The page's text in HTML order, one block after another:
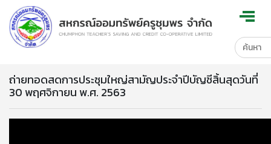
ถ่ายทอดสดการประชุมใหญ่สามัญประจำปีบัญชีสิ้นสุดวันที่
30 พฤศจิกายน พ.ศ. 2563